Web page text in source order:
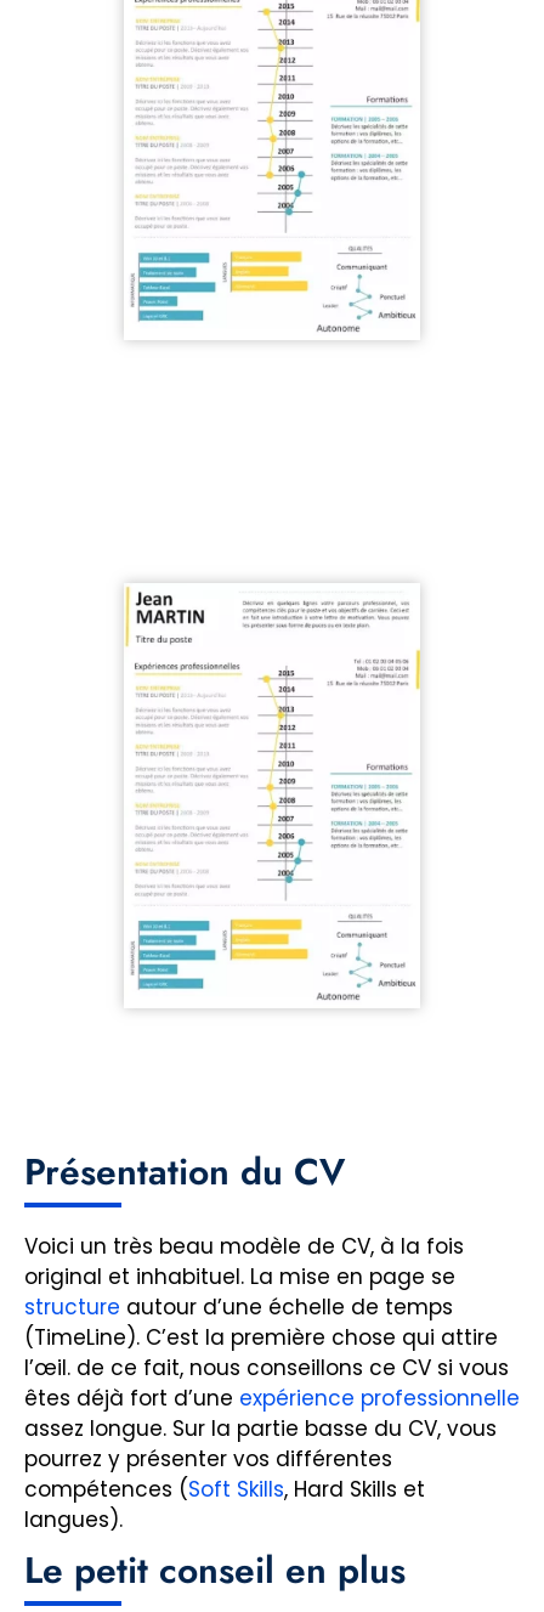
Présentation du CV
Voici un très beau modèle de CV, à la fois
original et inhabituel. La mise en page se
structure autour d’une échelle de temps
(TimeLine). C’est la première chose qui attire
l’œil. de ce fait, nous conseillons ce CV si vous
êtes déjà fort d’une expérience professionnelle
assez longue. Sur la partie basse du CV, vous
pourrez y présenter vos différentes
compétences (Soft Skills, Hard Skills et
langues).
Le petit conseil en plus